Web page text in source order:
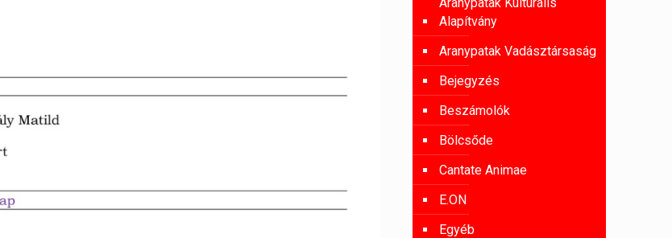
Alapítvány
Aranypatak Vadásztársaság
Bejegyzés
Beszámolók
Bölcsőde
Cantate Animae
E.ON
Egyéb